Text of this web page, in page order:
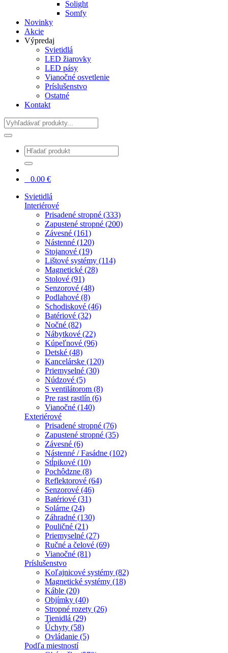
Solight
Somfy
Novinky
Akcie
Výpredaj
Svietidlá
LED žiarovky
LED pásy
Vianočné osvetlenie
Príslušenstvo
Ostatné
Kontakt
Hladať
0.00 €
Svietidlá
Interiérové
Prisadené stropné (333)
Zapustené stropné (200)
Závesné (161)
Nástenné (120)
Stojanové (19)
Lištové systémy (114)
Magnetické (28)
Stolové (91)
Senzorové (48)
Podlahové (8)
Schodiskové (46)
Batériové (32)
Nočné (82)
Nábytkové (22)
Kúpeľnové (96)
Detské (48)
Kancelárske (120)
Priemyselné (30)
Núdzové (5)
S ventilátorom (8)
Pre rast rastlín (6)
Vianočné (140)
Exteriérové
Prisadené stropné (76)
Zapustené stropné (35)
Závesné (6)
Nástenné / Fasádne (102)
Stĺpikové (10)
Pochôdzne (8)
Reflektorové (64)
Senzorové (46)
Batériové (31)
Solárne (24)
Záhradné (130)
Pouličné (21)
Priemyselné (27)
Ručné a čelové (69)
Vianočné (81)
Príslušenstvo
Koľajnicové systémy (82)
Magnetické systémy (18)
Káble (20)
Objímky (40)
Stropné rozety (26)
Tienidlá (29)
Úchyty (58)
Ovládanie (5)
Podľa miestností